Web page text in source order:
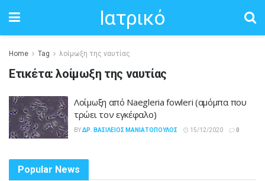
Ιατρικό
Home Tag λοίμωξη της ναυτίας
Ετικέτα:λοίμωξη της ναυτίας
Λοίμωξη από Naegleria fowleri (αμόμπα που
τρώει τον εγκέφαλο)
BYΔΡ. ΒΑΣΊΛΕΙΟΣ ΜΑΝΙΑΤΌΠΟΥΛΟΣ 15/12/2020 0
Popular News